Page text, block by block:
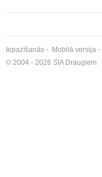
Iepazīšanās Mobilā versija
© 2004 - 2026 SIA Draugiem